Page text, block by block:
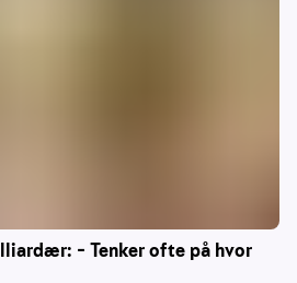
– Tenker ofte på hvor